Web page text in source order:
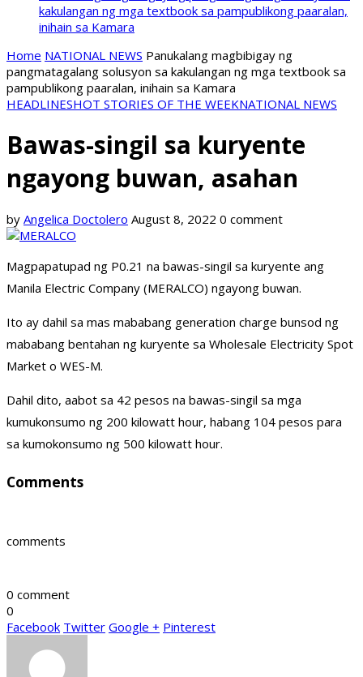
kakulangan ng mga textbook sa pampublikong paaralan,
inihain sa Kamara
Home NATIONAL NEWS Panukalang magbibigay ng
pangmatagalang solusyon sa kakulangan ng mga textbook sa
pampublikong paaralan, inihain sa Kamara
HEADLINESHOT STORIES OF THE WEEKNATIONAL NEWS
Bawas-singil sa kuryente
ngayong buwan, asahan
by Angelica Doctolero August 8, 2022 0 comment
Magpapatupad ng P0.21 na bawas-singil sa kuryente ang
Manila Electric Company (MERALCO) ngayong buwan.
Ito ay dahil sa mas mababang generation charge bunsod ng
mababang bentahan ng kuryente sa Wholesale Electricity Spot
Market o WES-M.
Dahil dito, aabot sa 42 pesos na bawas-singil sa mga
kumukonsumo ng 200 kilowatt hour, habang 104 pesos para
sa kumokonsumo ng 500 kilowatt hour.
Comments
comments
0 comment
0
Facebook Twitter Google + Pinterest